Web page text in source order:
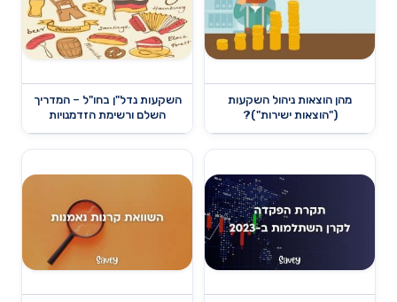
מהן הוצאות ניהול השקעות
("הוצאות ישירות")?
השקעות נדל"ן בחו"ל – המדריך
השלם ורשימת הזדמנויות